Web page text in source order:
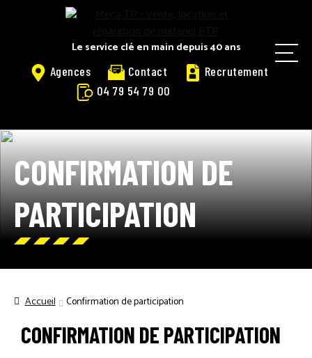
Le service clé en main depuis 40 ans
Agences Contact
Recrutement
04 79 54 79 00
M
ACCUEIL
ACCUEIL LOGOSOL
ACTUALITÉS
BOITE À OUTILS LOGOSOL
CONFIRMATION DE
PARTICIPATION
Accueil Confirmation de participation
CONFIRMATION DE PARTICIPATION
Panneau de gestion des cookies